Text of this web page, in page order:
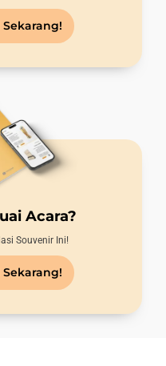
Acara?
Souvenir Ini!